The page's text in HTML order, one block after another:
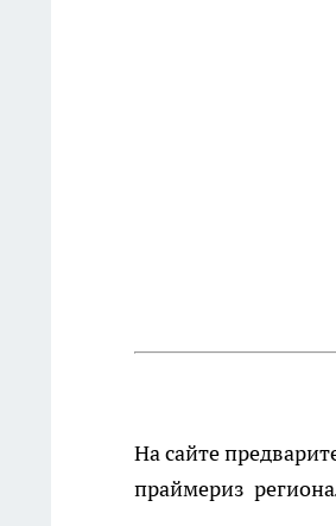
На сайте
праймериз